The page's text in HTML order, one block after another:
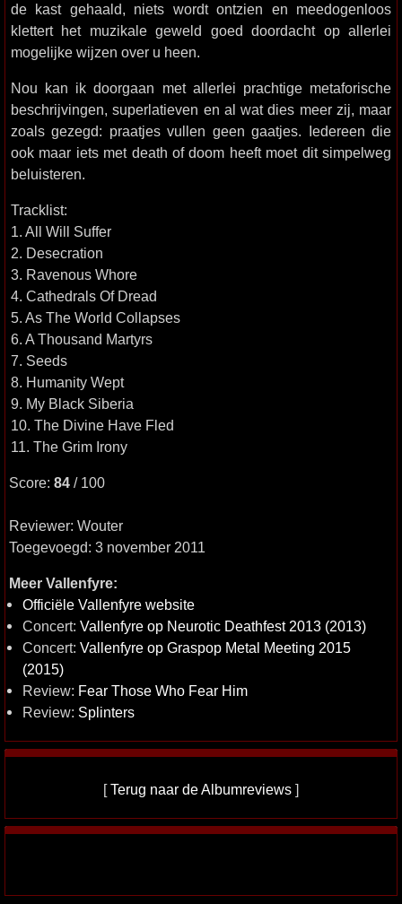
de kast gehaald, niets wordt ontzien en meedogenloos
klettert het muzikale geweld goed doordacht op allerlei
mogelijke wijzen over u heen.
Nou kan ik doorgaan met allerlei prachtige metaforische
beschrijvingen, superlatieven en al wat dies meer zij, maar
zoals gezegd: praatjes vullen geen gaatjes. Iedereen die
ook maar iets met death of doom heeft moet dit simpelweg
beluisteren.
Tracklist:
1. All Will Suffer
2. Desecration
3. Ravenous Whore
4. Cathedrals Of Dread
5. As The World Collapses
6. A Thousand Martyrs
7. Seeds
8. Humanity Wept
9. My Black Siberia
10. The Divine Have Fled
11. The Grim Irony
Score: 84 / 100
Reviewer: Wouter
Toegevoegd: 3 november 2011
Meer Vallenfyre:
Officiële Vallenfyre website
Concert: Vallenfyre op Neurotic Deathfest 2013 (2013)
Concert: Vallenfyre op Graspop Metal Meeting 2015
(2015)
Review: Fear Those Who Fear Him
Review: Splinters
[Terug naar de Albumreviews ]